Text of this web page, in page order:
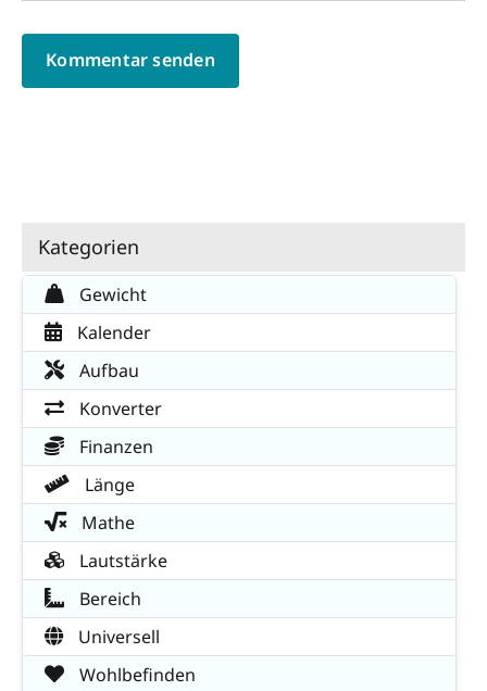
Kategorien
Gewicht
Kalender
Aufbau
Konverter
Finanzen
Länge
Mathe
Lautstärke
Bereich
Universell
Wohlbefinden